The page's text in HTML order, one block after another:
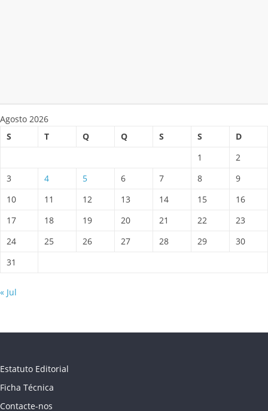
Agosto 2026
S
T Q Q S S
D
1
2
3
4 5 6 7 8
9
10
11 12 13 14 15
16
17
18 19 20 21 22
23
24
25 26 27 28 29
30
31
« Jul
Estatuto Editorial
Ficha Técnica
Contacte-nos